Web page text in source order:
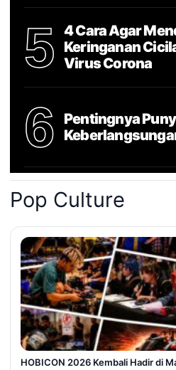
5
4 Cara Agar
Keringanan
Virus Corona
6
Pentingnya
Pop Culture
HOBICON 2026 Kembali Hadir di